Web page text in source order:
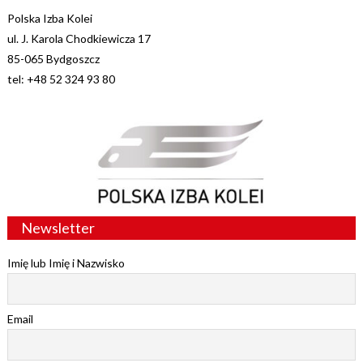
Polska Izba Kolei
ul. J. Karola Chodkiewicza 17
85-065 Bydgoszcz
tel: +48 52 324 93 80
Newsletter
Imię lub Imię i Nazwisko
Email